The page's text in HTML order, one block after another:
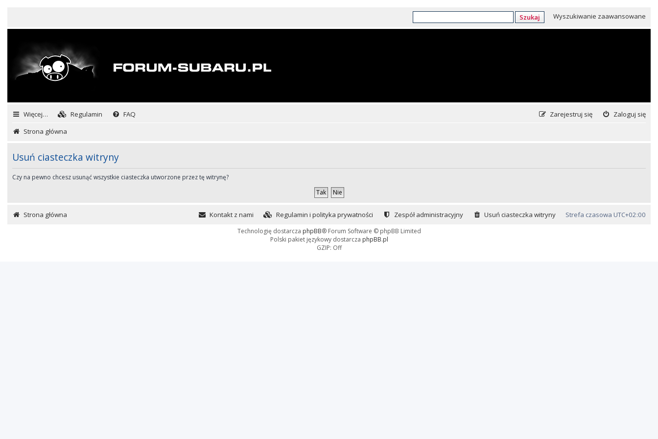
Szukaj Wyszukiwanie zaawansowane
Więcej… Regulamin FAQ Zaloguj się
Zarejestruj się
Strona główna
Usuń ciasteczka witryny
Czy na pewno chcesz usunąć wszystkie ciasteczka utworzone przez tę witrynę?
Strona główna Strefa czasowa UTC+02:00
Usuń ciasteczka witryny
Zespół administracyjny
Regulamin i polityka prywatności
Kontakt z nami
Technologię dostarcza phpBB® Forum Software © phpBB Limited
Polski pakiet językowy dostarcza phpBB.pl
GZIP: Off